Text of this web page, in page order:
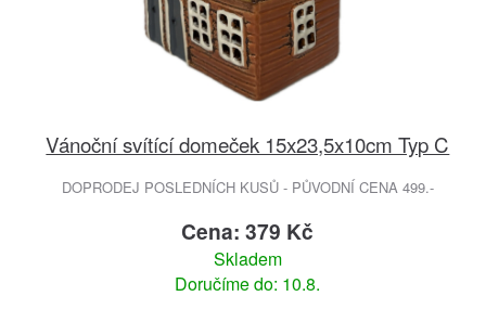
Vánoční svítící domeček 15x23,5x10cm Typ C
DOPRODEJ POSLEDNÍCH KUSŮ - PŮVODNÍ CENA 499.-
Cena: 379 Kč
Skladem
Doručíme do: 10.8.